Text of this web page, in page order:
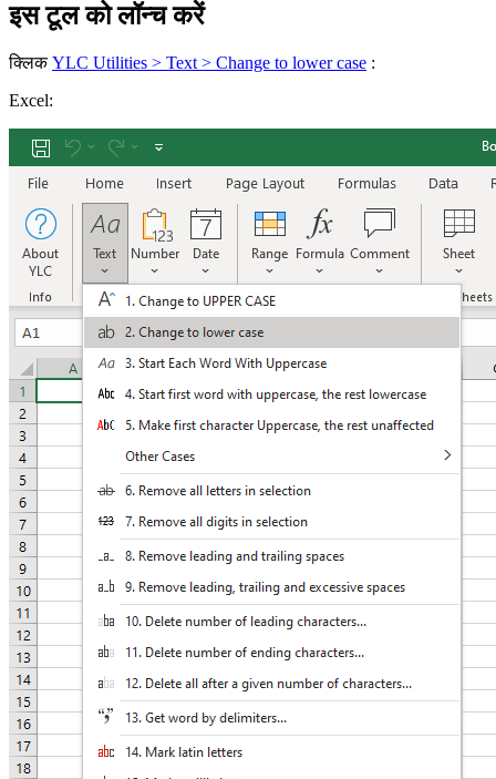
इस टूल को लॉन्च करें
क्लिकYLC Utilities > Text > Change to lower case :
Excel: